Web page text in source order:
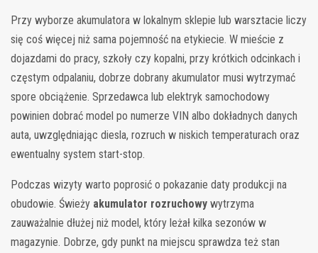
Przy wyborze akumulatora w lokalnym sklepie lub warsztacie liczy
się coś więcej niż sama pojemność na etykiecie. W mieście z
dojazdami do pracy, szkoły czy kopalni, przy krótkich odcinkach i
częstym odpalaniu, dobrze dobrany akumulator musi wytrzymać
spore obciążenie. Sprzedawca lub elektryk samochodowy
powinien dobrać model po numerze VIN albo dokładnych danych
auta, uwzględniając diesla, rozruch w niskich temperaturach oraz
ewentualny system start-stop.
Podczas wizyty warto poprosić o pokazanie daty produkcji na
obudowie. Świeży akumulator rozruchowy wytrzyma
zauważalnie dłużej niż model, który leżał kilka sezonów w
magazynie. Dobrze, gdy punkt na miejscu sprawdza też stan